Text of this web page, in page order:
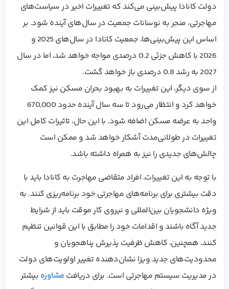
دولت کانادا پیش‌بینی می‌کند که تغییرات اخیر در سیاست‌های
مهاجرتی، منجر به نوسانات جمعیت در سال‌های آینده شود. بر
اساس این پیش‌بینی‌ها، جمعیت کانادا در سال‌های 2025 و
2026 با کاهش جزئی 0.2 درصدی مواجه خواهد شد، اما در سال
2027 به رشد 0.8 درصدی باز خواهد گشت.
از سوی دیگر، این تغییرات به بهبود بحران مسکن نیز کمک
خواهد کرد و انتظار می‌رود تا سه سال آینده حدود 670,000
واحد به عرضه مسکن اضافه شود. با این حال، تاثیرات کامل این
تغییرات در طولانی‌مدت آشکار خواهد شد و ممکن است
چالش‌های جدیدی را نیز به همراه داشته باشد.
با توجه به این تغییرات، افراد متقاضی مهاجرت به کانادا باید با
دقت بیشتری برای برنامه‌های مهاجرتی خود برنامه‌ریزی کنند. به
ویژه دانشجویان بین‌المللی و نیروی کار موقت باید از شرایط
جدید آگاه باشند و اقدامات خود را مطابق با این قوانین تنظیم
کنند. همچنین، کاهش ظرفیت پذیرش پناهجویان و
محدودیت‌های جدید ویزا نشان‌دهنده تغییر اولویت‌های دولت
در مدیریت سیستم مهاجرتی است. برای دریافت مشاوره بیشتر